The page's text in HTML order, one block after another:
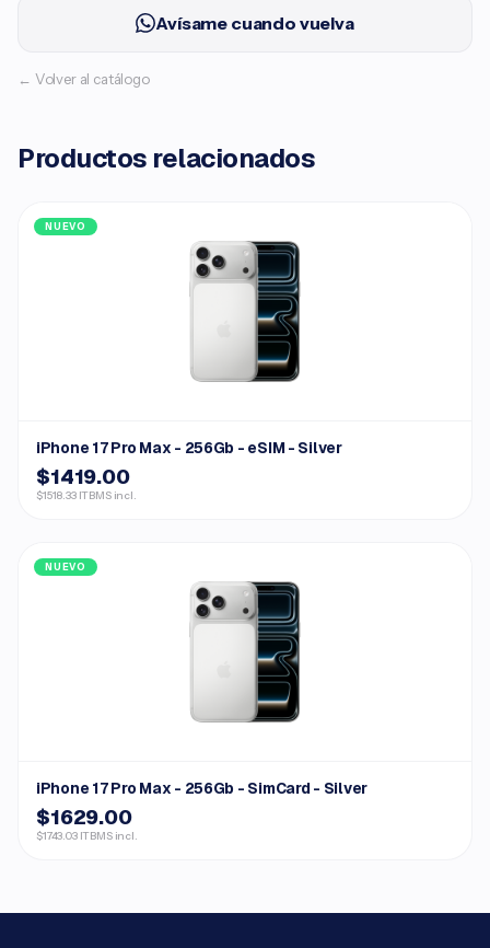
Avísame cuando vuelva
← Volver al catálogo
Productos relacionados
NUEVO
iPhone 17 Pro Max - 256Gb - eSIM - Silver
$1419.00
$1518.33 ITBMS incl.
NUEVO
iPhone 17 Pro Max - 256Gb - SimCard - Silver
$1629.00
$1743.03 ITBMS incl.